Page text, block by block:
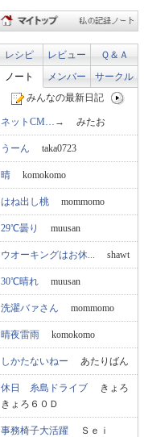
レシピ レビュー
Ｑ＆Ａ
ノート
メンバー
サークル
みんなの最新日記
ネットCM…→ みたお
うーん taka0723
晴 komokomo
はね出し桃 mommomo
29℃曇り muusan
ウオーキングはお休... shawt
30℃晴れ muusan
洗濯バァさん mommomo
晴夜雷雨 komokomo
しかたないねー あたりばん
休日 糸島ドライブ きょろ
きょろ６０Ｄ
事務椅子大活躍 Ｓｅｉ